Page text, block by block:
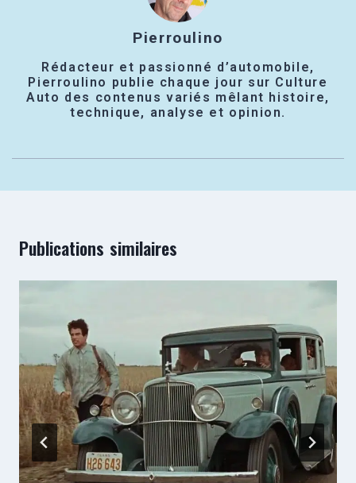
Pierroulino
Rédacteur et passionné d’automobile,
Pierroulino publie chaque jour sur Culture
Auto des contenus variés mêlant histoire,
technique, analyse et opinion.
Publications similaires